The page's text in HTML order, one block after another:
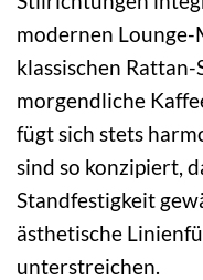
modernen Lounge-
klassischen
morgendliche
fügt sich stets
sind so konzipiert,
Standfestigkeit
ästhetische
unterstreichen.